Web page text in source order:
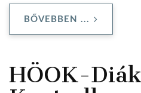
BŐVEBBEN ...
HÖOK-